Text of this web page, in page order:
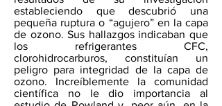
estableciendo que descubrió una
pequeña ruptura o “agujero” en la capa
de ozono. Sus hallazgos indicaban que
los refrigerantes CFC,
clorohidrocarburos, constituían un
peligro para integridad de la capa de
ozono. Increíblemente la comunidad
científica no le dio importancia al